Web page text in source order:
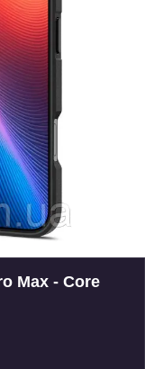
Max - Core